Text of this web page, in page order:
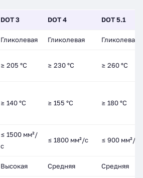
DOT 3 DOT 4 DOT 5.1
Гликолевая Гликолевая Гликолевая
≥ 205 °C ≥ 230 °C ≥ 260 °C
≥ 140 °C ≥ 155 °C ≥ 180 °C
≤ 1500 мм²/
с
≤ 1800 мм²/с ≤ 900 мм²/с
Высокая Средняя Средняя